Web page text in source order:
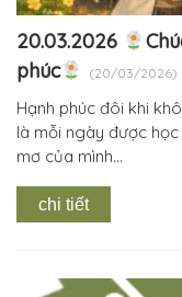
20.03.2026
phúc
(20/03/2026)
Hạnh phúc đôi khi
là mỗi ngày được
mơ của mình...
chi tiết